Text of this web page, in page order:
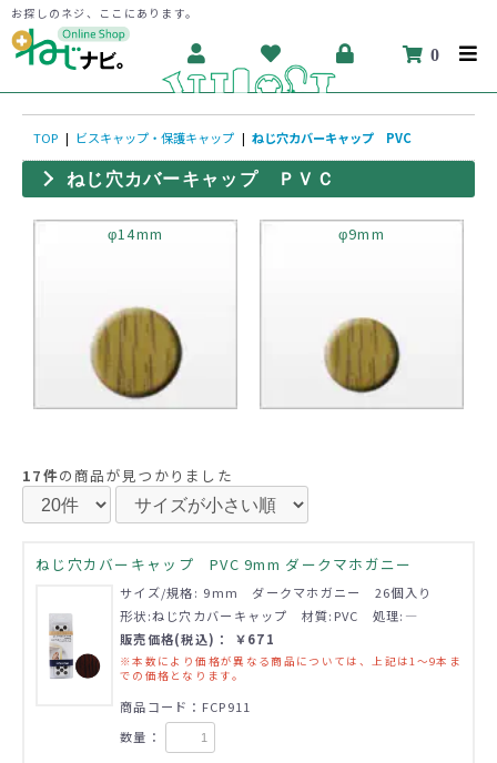
お探しのネジ、ここにあります。
0
TOP | ビスキャップ・保護キャップ | ねじ穴カバーキャップ PVC
ねじ穴カバーキャップ ＰＶＣ
φ14mm φ9mm
17件の商品が見つかりました
ねじ穴カバーキャップ PVC 9mm ダークマホガニー
サイズ/規格: 9mm ダークマホガニー 26個入り
形状:ねじ穴カバーキャップ 材質:PVC 処理:―
販売価格(税込)： ￥671
※本数により価格が異なる商品については、上記は1～9本ま
での価格となります。
商品コード：FCP911
数量：